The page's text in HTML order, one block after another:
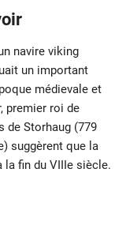
navire viking
un important
médievale et
premier roi de
de Storhaug (779
suggèrent que la
fin du VIIIe siècle.